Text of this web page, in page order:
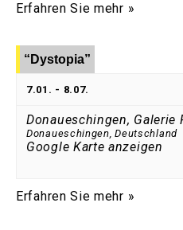
Erfahren Sie mehr »
“Dystopia”
7.01. - 8.07.
Donaueschingen, Galerie
Donaueschingen, Deutschland
Google Karte anzeigen
Erfahren Sie mehr »